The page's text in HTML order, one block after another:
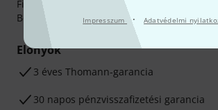
Impresszum · Adatvédelmi
Fizessen biztonságosan, titkosítással: Banki
Betéti- vagy hitelkártya segítségével
Előnyök
3 éves Thomann-garancia
30 napos pénzvisszafizetési garancia